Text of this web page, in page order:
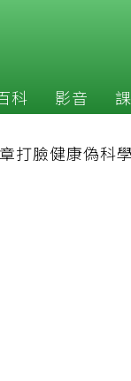
科 影音
打臉健康偽科